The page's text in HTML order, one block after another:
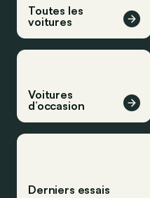
Toutes les
voitures
Voitures
d’occasion
Derniers essais